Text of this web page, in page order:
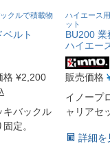
クルで積載物
ルト
格 ¥2,200
キバックル
定。
ハイエース
ット
BU200 業
ハイエー
販売価格
イノープ
ャリアセ
詳細を